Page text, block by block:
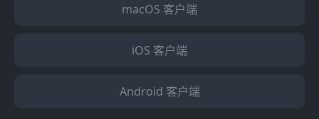
macOS 客户端
iOS 客户端
Android 客户端